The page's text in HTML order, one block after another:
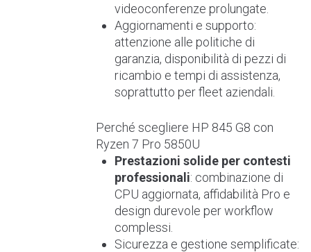
videoconferenze prolungate.
Aggiornamenti e supporto:
attenzione alle politiche di
garanzia, disponibilità di pezzi di
ricambio e tempi di assistenza,
soprattutto per fleet aziendali.
Perché scegliere HP 845 G8 con
Ryzen 7 Pro 5850U
Prestazioni solide per contesti
professionali: combinazione di
CPU aggiornata, affidabilità Pro e
design durevole per workflow
complessi.
Sicurezza e gestione semplificate: